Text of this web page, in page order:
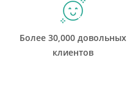
Более 30,000 довольных
клиентов